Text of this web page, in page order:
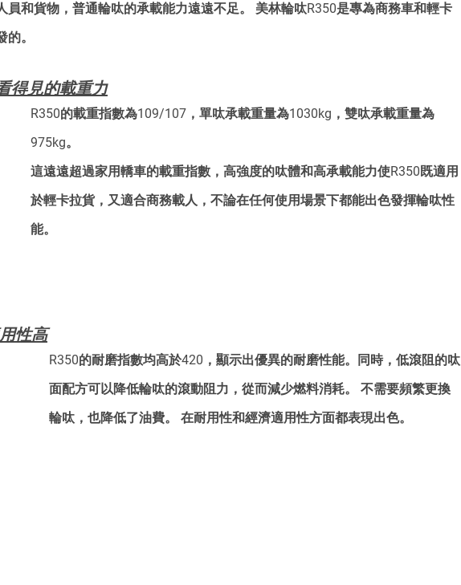
員和貨物，普通輪呔的承載能力遠遠不足。 美林輪呔R350是專為商務車和輕卡
。
得見的載重力
R350的載重指數為109/107，單呔承載重量為1030kg，雙呔承載重量為
975kg。
這遠遠超過家用轎車的載重指數，高強度的呔體和高承載能力使R350既適用
於輕卡拉貨，又適合商務載人，不論在任何使用場景下都能出色發揮輪呔性
能。
性高
R350的耐磨指數均高於420，顯示出優異的耐磨性能。同時，低滾阻的呔
面配方可以降低輪呔的滾動阻力，從而減少燃料消耗。 不需要頻繁更換
輪呔，也降低了油費。 在耐用性和經濟適用性方面都表現出色。